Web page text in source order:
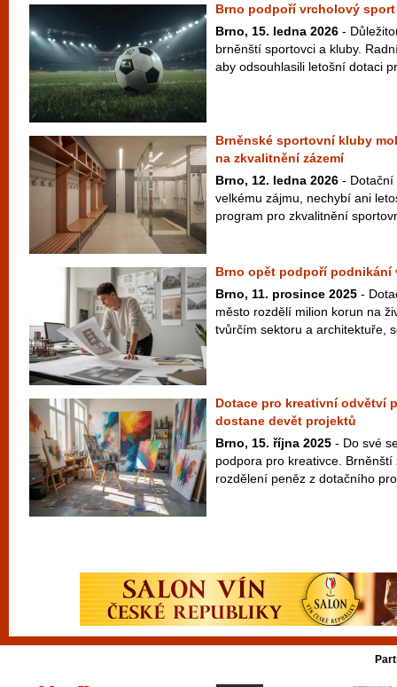
Brno podpoří vrcholový
Brno, 15. ledna 2026 -
brněnští sportovci a kluby.
aby odsouhlasili letošní dotaci
Brněnské sportovní kluby
na zkvalitnění zázemí
Brno, 12. ledna 2026 - Dotační
velkému zájmu, nechybí ani
program pro zkvalitnění
Brno opět podpoří podnikání
Brno, 11. prosince 2025 -
město rozdělí milion korun na
tvůrčím sektoru a architektuře,
Dotace pro kreativní odvětví
dostane devět projektů
Brno, 15. října 2025 - Do své
podpora pro kreativce. Brněnští
rozdělení peněz z dotačního